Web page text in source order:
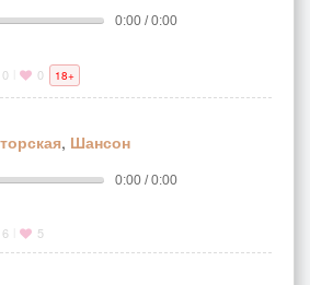
0:00 / 0:00
0 0 18+
, Шансон
0:00 / 0:00
6 5